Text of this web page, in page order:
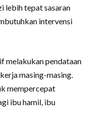
lebih tepat sasaran
intervensi
melakukan pendataan
masing-masing.
mempercepat
ibu hamil, ibu